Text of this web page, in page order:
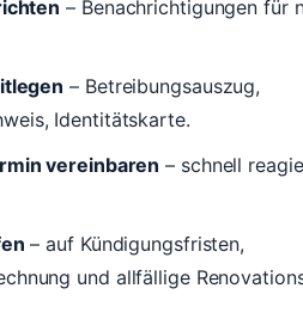
– Benachrichtigungen für
– Betreibungsauszug,
Identitätskarte.
vereinbaren – schnell
– auf Kündigungsfristen,
und allfällige